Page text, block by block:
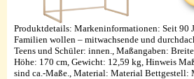
Produktdetails: Markeninformationen: Seit 90
Familien wollen – mitwachsende und
Teens und Schüler: innen., Maßangaben:
Höhe: 170 cm, Gewicht: 12,59 kg, Hinweis
sind ca.-Maße., Material: Material Bettgestell: